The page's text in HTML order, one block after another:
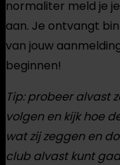
normaliter meld je
aan. Je ontvangt
van jouw
beginnen!
Tip: probeer alvast
volgen en kijk hoe
wat zij zeggen en
club alvast kunt